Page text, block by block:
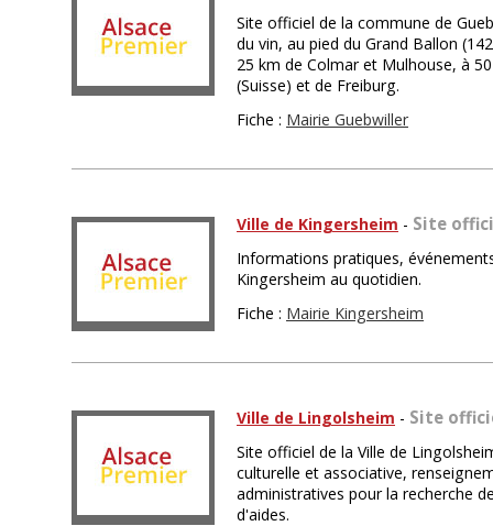
Site officiel de la commune de
du vin, au pied du Grand Ballon
25 km de Colmar et Mulhouse, à
(Suisse) et de Freiburg.
Fiche : Mairie Guebwiller
Ville de Kingersheim - Site
Informations pratiques,
Kingersheim au quotidien.
Fiche : Mairie Kingersheim
Ville de Lingolsheim - Site
Site officiel de la Ville de
culturelle et associative,
administratives pour la recherche
d'aides.